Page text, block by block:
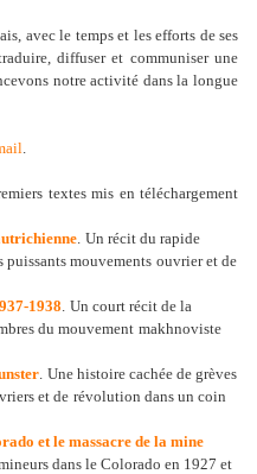
avec le temps et les efforts de ses
diffuser et communiser une
notre activité dans la longue
.
textes mis en téléchargement
. Un récit du rapide
puissants mouvements ouvrier et de
1938. Un court récit de la
du mouvement makhnoviste
. Une histoire cachée de grèves
et de révolution dans un coin
et le massacre de la mine
dans le Colorado en 1927 et